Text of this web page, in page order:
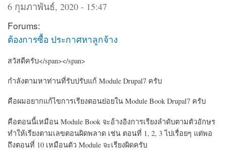
6 กุมภาพันธ์, 2020 - 15:47
Forums:
ต้องการซื้อ ประกาศหาลูกจ้าง
สวัสดีครับ</span></span>
กำลังตามหาท่านที่รับปรับแก้ Module Drupal7 ครับ
คือผมอยากแก้ไขการเรียงตอนย่อยใน Module Book Drupal7 ครับ
คือตอนนี้เหมือน Module Book จะอ้างอิงการเรียงลำดับตามตัวอักษร
ทำให้เรียงตามเลขตอนผิดพลาด เช่น ตอนที่ 1, 2, 3 ไปเรื่อยๆ แต่พอ
ถึงตอนที่ 10 เหมือนตัว Module จะเรียงผิดครับ